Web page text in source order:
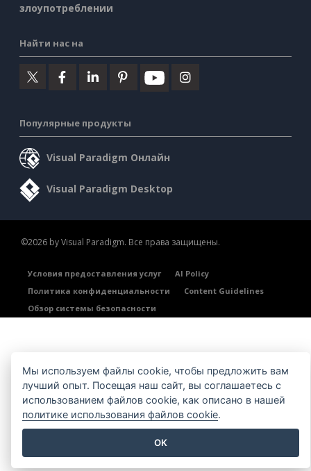
злоупотреблении
Найти нас на
Популярные продукты
Visual Paradigm Онлайн
Visual Paradigm Desktop
©2026 by Visual Paradigm. Все права защищены.
Условия предоставления услуг
AI Policy
Политика конфиденциальности
Content Guidelines
Обзор системы безопасности
Мы используем файлы cookie, чтобы предложить вам
лучший опыт. Посещая наш сайт, вы соглашаетесь с
использованием файлов cookie, как описано в нашей
политике использования файлов cookie.
OK